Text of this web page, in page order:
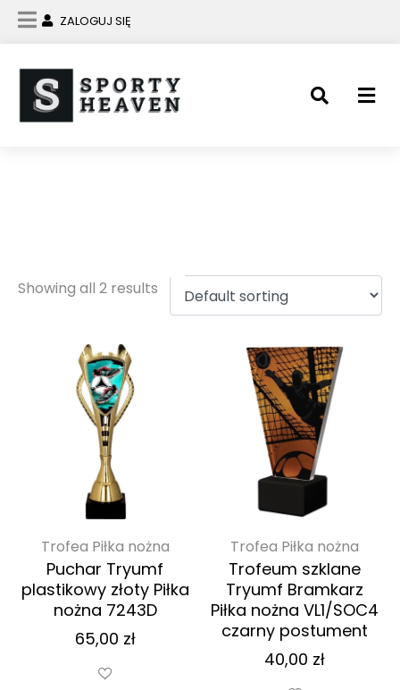
ZALOGUJ SIĘ
Showing all 2 results
Trofea Piłka nożna
Puchar Tryumf
plastikowy złoty Piłka
nożna 7243D
65,00 zł
Trofea Piłka nożna
Trofeum szklane
Tryumf Bramkarz
Piłka nożna VL1/SOC4
czarny postument
40,00 zł